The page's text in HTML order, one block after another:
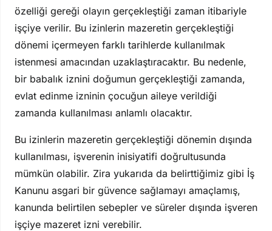
özelliği gereği olayın gerçekleştiği zaman itibariyle
işçiye verilir. Bu izinlerin mazeretin gerçekleştiği
dönemi içermeyen farklı tarihlerde kullanılmak
istenmesi amacından uzaklaştıracaktır. Bu nedenle,
bir babalık iznini doğumun gerçekleştiği zamanda,
evlat edinme izninin çocuğun aileye verildiği
zamanda kullanılması anlamlı olacaktır.
Bu izinlerin mazeretin gerçekleştiği dönemin dışında
kullanılması, işverenin inisiyatifi doğrultusunda
mümkün olabilir. Zira yukarıda da belirttiğimiz gibi İş
Kanunu asgari bir güvence sağlamayı amaçlamış,
kanunda belirtilen sebepler ve süreler dışında işveren
işçiye mazeret izni verebilir.